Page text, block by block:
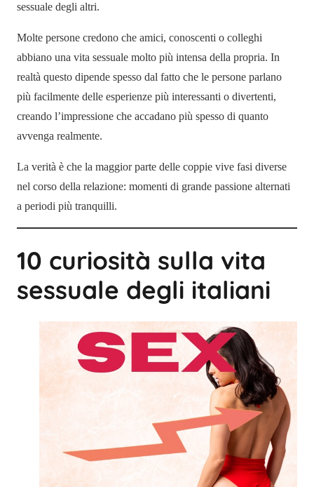
sessuale degli altri.
Molte persone credono che amici, conoscenti o colleghi
abbiano una vita sessuale molto più intensa della propria. In
realtà questo dipende spesso dal fatto che le persone parlano
più facilmente delle esperienze più interessanti o divertenti,
creando l’impressione che accadano più spesso di quanto
avvenga realmente.
La verità è che la maggior parte delle coppie vive fasi diverse
nel corso della relazione: momenti di grande passione alternati
a periodi più tranquilli.
10 curiosità sulla vita
sessuale degli italiani